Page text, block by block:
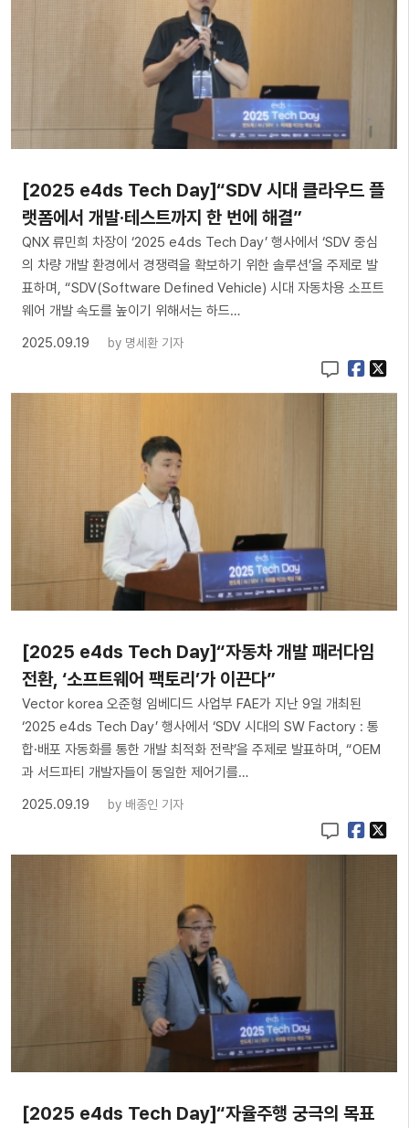
[2025 e4ds Tech Day]“SDV 시대 클라우드 플
랫폼에서 개발·테스트까지 한 번에 해결”
QNX 류민희 차장이 ‘2025 e4ds Tech Day’ 행사에서 ‘SDV 중심
의 차량 개발 환경에서 경쟁력을 확보하기 위한 솔루션’을 주제로 발
표하며, “SDV(Software Defined Vehicle) 시대 자동차용 소프트
웨어 개발 속도를 높이기 위해서는 하드…
2025.09.19
by 명세환 기자
[2025 e4ds Tech Day]“자동차 개발 패러다임
전환, ‘소프트웨어 팩토리’가 이끈다”
Vector korea 오준형 임베디드 사업부 FAE가 지난 9일 개최된
‘2025 e4ds Tech Day’ 행사에서 ‘SDV 시대의 SW Factory : 통
합·배포 자동화를 통한 개발 최적화 전략’을 주제로 발표하며, “OEM
과 서드파티 개발자들이 동일한 제어기를…
2025.09.19
by 배종인 기자
[2025 e4ds Tech Day]“자율주행 궁극의 목표